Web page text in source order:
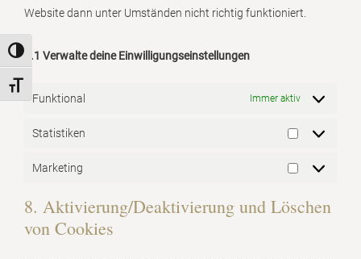
Umschalten auf hohe Kontraste
Schrift vergrößern
Website dann unter Umständen nicht richtig funktioniert.
7.1 Verwalte deine Einwilligungseinstellungen
Funktional Immer aktiv
Statistiken
Marketing
8. Aktivierung/Deaktivierung und Löschen
von Cookies